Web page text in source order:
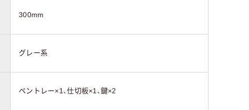
300mm
グレー系
ペントレー×1、仕切板×1、鍵×2